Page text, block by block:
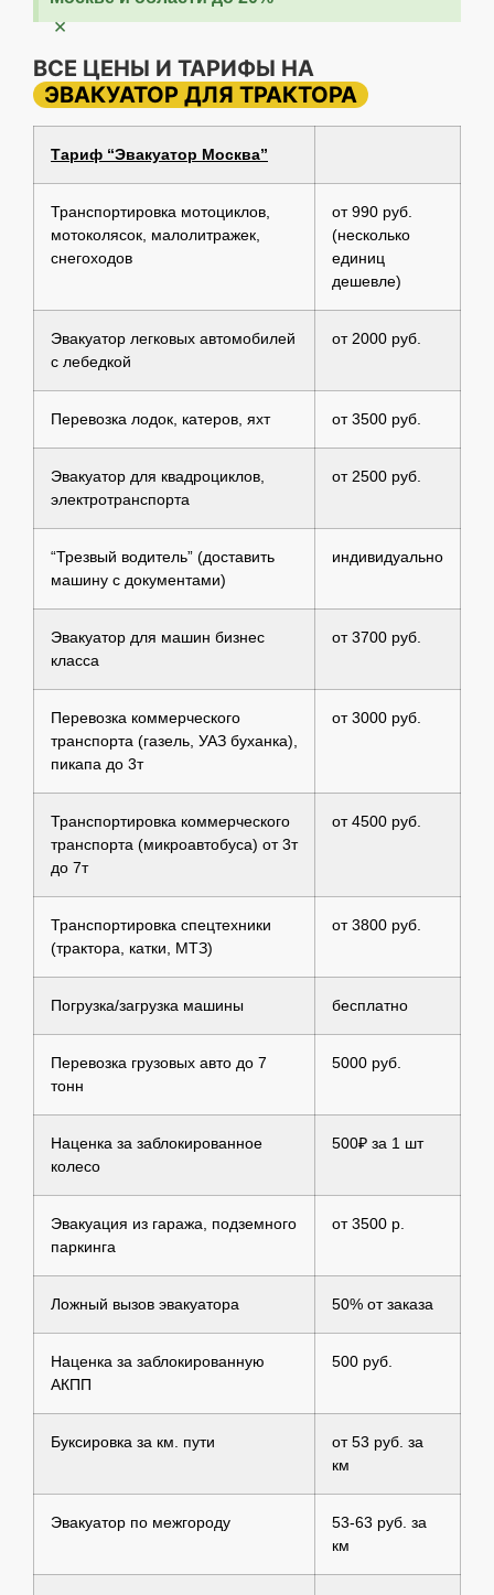
×
ВСЕ ЦЕНЫ И ТАРИФЫ НА
ЭВАКУАТОР ДЛЯ ТРАКТОРА
Тариф “Эвакуатор Москва”
Транспортировка мотоциклов,
мотоколясок, малолитражек,
снегоходов
от 990 руб.
(несколько
единиц
дешевле)
Эвакуатор легковых автомобилей
с лебедкой
от 2000 руб.
Перевозка лодок, катеров, яхт от 3500 руб.
Эвакуатор для квадроциклов,
электротранспорта
от 2500 руб.
“Трезвый водитель” (доставить
машину с документами)
индивидуально
Эвакуатор для машин бизнес
класса
от 3700 руб.
Перевозка коммерческого
транспорта (газель, УАЗ буханка),
пикапа до 3т
от 3000 руб.
Транспортировка коммерческого
транспорта (микроавтобуса) от 3т
до 7т
от 4500 руб.
Транспортировка спецтехники
(трактора, катки, МТЗ)
от 3800 руб.
Погрузка/загрузка машины бесплатно
Перевозка грузовых авто до 7
тонн
5000 руб.
Наценка за заблокированное
колесо
500₽ за 1 шт
Эвакуация из гаража, подземного
паркинга
от 3500 р.
Ложный вызов эвакуатора 50% от заказа
Наценка за заблокированную
АКПП
500 руб.
Буксировка за км. пути
от 53 руб. за
км
Эвакуатор по межгороду
53-63 руб. за
км